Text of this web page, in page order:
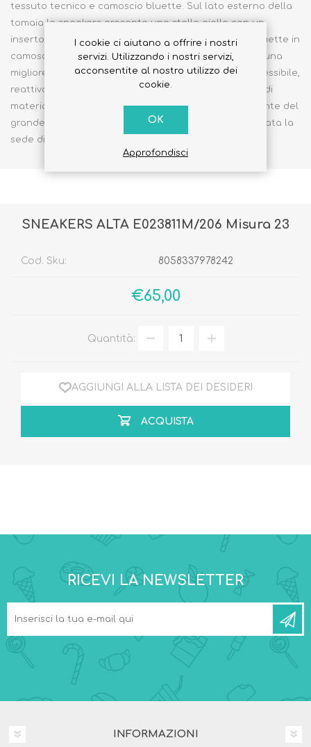
tessuto tecnico e camoscio bluette. Sul lato esterno della
tomaia la sneakers presenta una stella gialla con un
inserto bianco mentre il paramalleolo imbottito è bluette in
camoscio. Foderata in pelle, chiusura con velcro per una
migliore calzabilità. Suola a spessore differenziato, flessibile,
reattiva e antiscivolo. Scarpa made in Italy, sinonimo di
materiali di pregio e qualità tipici italiani e precisamente del
grande bacino calzaturiero marchigiano dove è allocata la
sede di Nero Giardini.
SNEAKERS ALTA E023811M/206 Misura 23
Cod. Sku: 8058337978242
€65,00
Quantità:
AGGIUNGI ALLA LISTA DEI DESIDERI
ACQUISTA
RICEVI LA NEWSLETTER
INFORMAZIONI
I cookie ci aiutano a offrire i nostri
servizi. Utilizzando i nostri servizi,
acconsentite al nostro utilizzo dei
cookie.
OK
Approfondisci